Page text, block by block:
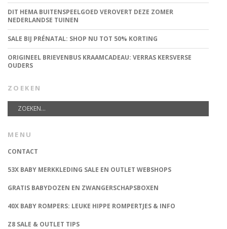
DIT HEMA BUITENSPEELGOED VEROVERT DEZE ZOMER
NEDERLANDSE TUINEN
SALE BIJ PRÉNATAL: SHOP NU TOT 50% KORTING
ORIGINEEL BRIEVENBUS KRAAMCADEAU: VERRAS KERSVERSE
OUDERS
ZOEKEN
MENU
CONTACT
53X BABY MERKKLEDING SALE EN OUTLET WEBSHOPS
GRATIS BABYDOZEN EN ZWANGERSCHAPSBOXEN
40X BABY ROMPERS: LEUKE HIPPE ROMPERTJES & INFO
Z8 SALE & OUTLET TIPS